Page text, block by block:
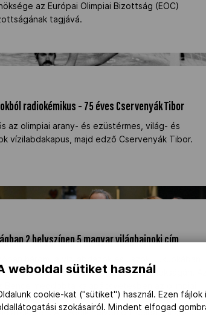
program
az Európai Olimpiai Bizottság (EOC)
tagjává.
radiokémikus – 75 éves Cservenyák Tibor" /
radiokémikus – 75 éves Cservenyák Tibor
az olimpiai arany- és ezüstérmes, világ- és
vízilabdakapus, majd edző Cservenyák Tibor.
2 helyszínen 5 magyar világbajnoki cím" />
2 helyszínen 5 magyar világbajnoki cím
három, a vízilabdázók és úszok Fukuokában
szereztek sportáguk világbajnokságán. Az
Bence megdobta kalapácsvetésben az olimpiai
Pigniczki Fanni aranyérmes a Nyári
A tízedik helyen ért célba a magyar
weboldal sütiket használ
cookie-kat ("sütiket") használ. Ezen
szokásairól. Mindent elfogad